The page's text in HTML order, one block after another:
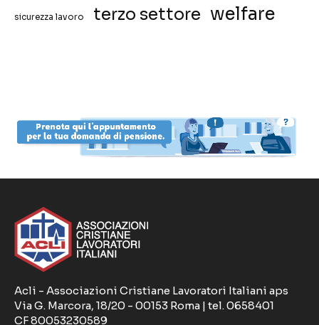
sicurezza lavoro terzo settore welfare
Acli - Associazioni Cristiane Lavoratori Italiani aps
Via G. Marcora, 18/20 - 00153 Roma | tel. 0658401
CF 80053230589